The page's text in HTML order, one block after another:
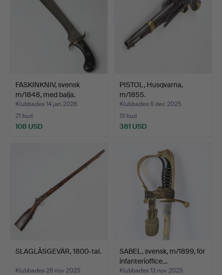
FASKINKNIV, svensk
m/1848, med balja.
Klubbades 14 jan 2026
21 bud
108 USD
PISTOL, Husqvarna,
m/1855.
Klubbades 6 dec 2025
13 bud
381 USD
SLAGLÅSGEVÄR, 1800-tal.
Klubbades 26 nov 2025
SABEL, svensk, m/1899, för
infanterioffice…
Klubbades 13 nov 2025